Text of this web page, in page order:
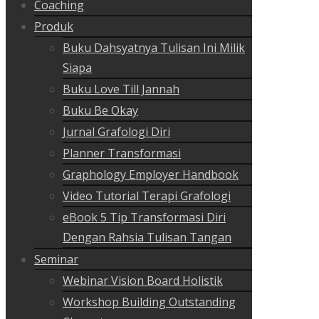
Coaching
Produk
Buku Dahsyatnya Tulisan Ini Milik
Siapa
Buku Love Till Jannah
Buku Be Okay
Jurnal Grafologi Diri
Planner Transformasi
Graphology Employer Handbook
Video Tutorial Terapi Grafologi
eBook 5 Tip Transformasi Diri
Dengan Rahsia Tulisan Tangan
Seminar
Webinar Vision Board Holistik
Workshop Building Outstanding